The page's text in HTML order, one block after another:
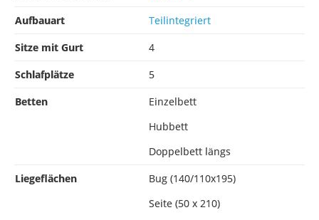
Aufbauart
Teilintegriert
Sitze mit Gurt
4
Schlafplätze
5
Betten
Einzelbett
Hubbett
Doppelbett längs
Liegeflächen
Bug (140/110x195)
Seite (50 x 210)